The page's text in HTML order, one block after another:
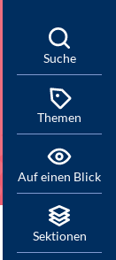
Suche
Themen
Auf einen Blick
Sektionen